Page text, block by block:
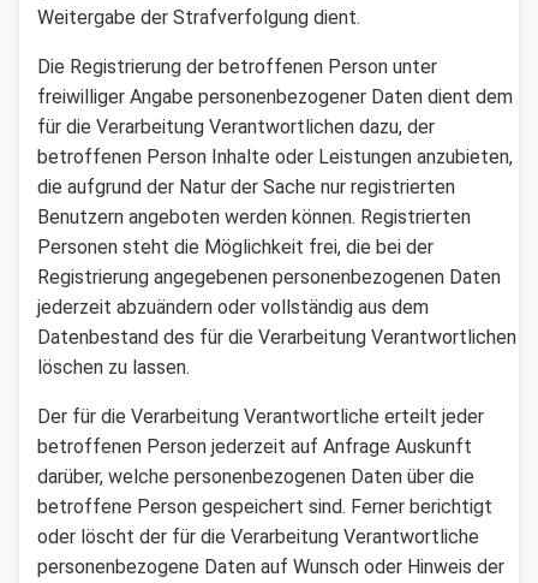
Weitergabe der Strafverfolgung dient.
Die Registrierung der betroffenen Person unter
freiwilliger Angabe personenbezogener Daten dient dem
für die Verarbeitung Verantwortlichen dazu, der
betroffenen Person Inhalte oder Leistungen anzubieten,
die aufgrund der Natur der Sache nur registrierten
Benutzern angeboten werden können. Registrierten
Personen steht die Möglichkeit frei, die bei der
Registrierung angegebenen personenbezogenen Daten
jederzeit abzuändern oder vollständig aus dem
Datenbestand des für die Verarbeitung Verantwortlichen
löschen zu lassen.
Der für die Verarbeitung Verantwortliche erteilt jeder
betroffenen Person jederzeit auf Anfrage Auskunft
darüber, welche personenbezogenen Daten über die
betroffene Person gespeichert sind. Ferner berichtigt
oder löscht der für die Verarbeitung Verantwortliche
personenbezogene Daten auf Wunsch oder Hinweis der